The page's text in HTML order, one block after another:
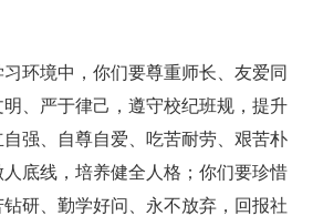
环境中，你们要尊重师长、友爱同
、严于律己，遵守校纪班规，提升
强、自尊自爱、吃苦耐劳、艰苦朴
底线，培养健全人格；你们要珍惜
研、勤学好问、永不放弃，回报社